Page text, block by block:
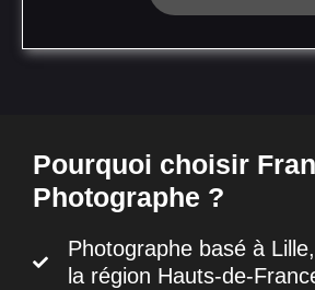
Pourquoi choisir
Photographe ?
Photographe basé à
la région Hauts-de-